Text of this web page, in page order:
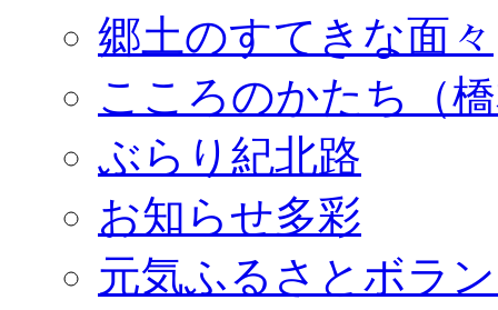
郷土のすてきな面々
こころのかたち（
ぶらり紀北路
お知らせ多彩
元気ふるさとボラ